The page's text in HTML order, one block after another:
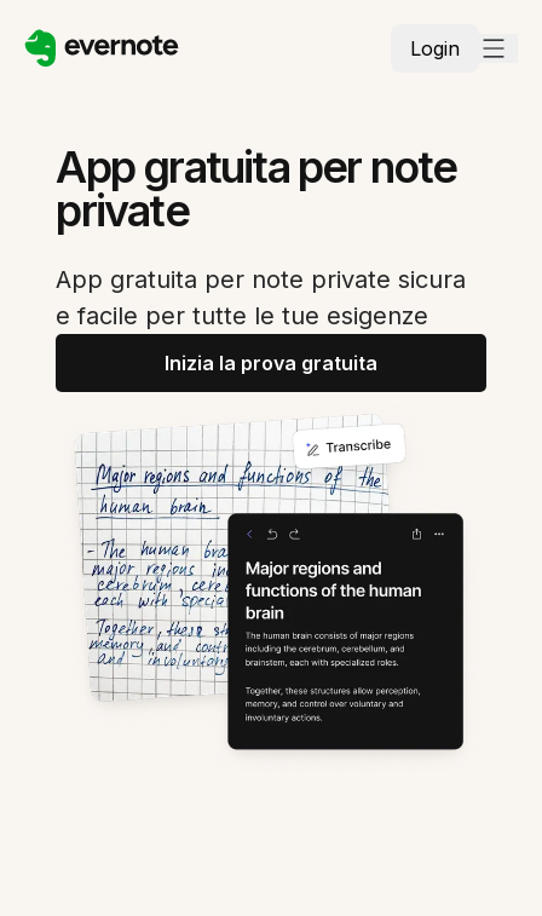
Login
App gratuita per note
private
App gratuita per note private sicura
e facile per tutte le tue esigenze
Inizia la prova gratuita